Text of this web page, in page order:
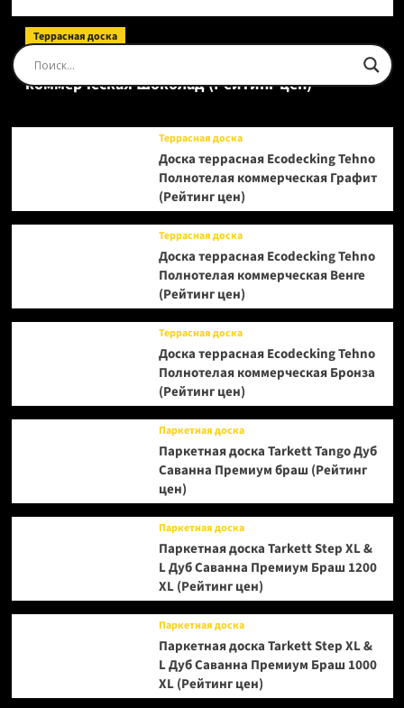
Террасная доска
Доска террасная Ecodecking Tehno Полнотелая
коммерческая Шоколад (Рейтинг цен)
Террасная доска
Доска террасная Ecodecking Tehno
Полнотелая коммерческая Графит
(Рейтинг цен)
Террасная доска
Доска террасная Ecodecking Tehno
Полнотелая коммерческая Венге
(Рейтинг цен)
Террасная доска
Доска террасная Ecodecking Tehno
Полнотелая коммерческая Бронза
(Рейтинг цен)
Паркетная доска
Паркетная доска Tarkett Tango Дуб
Саванна Премиум браш (Рейтинг
цен)
Паркетная доска
Паркетная доска Tarkett Step XL &
L Дуб Саванна Премиум Браш 1200
XL (Рейтинг цен)
Паркетная доска
Паркетная доска Tarkett Step XL &
L Дуб Саванна Премиум Браш 1000
XL (Рейтинг цен)